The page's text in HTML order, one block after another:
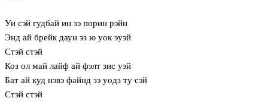
Уи сэй гудбай ин зэ порин рэйн
Энд ай брейк даун эз ю уок эуэй
Стэй стэй
Коз ол май лайф ай фэлт зис уэй
Бат ай куд нэвэ файнд зэ уодз ту сэй
Стэй стэй